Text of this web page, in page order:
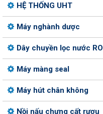
HỆ THỐNG UHT
Máy nghành dược
Dây chuyền lọc nước RO
Máy màng seal
Máy hút chân không
Nồi nấu chưng cất rượu